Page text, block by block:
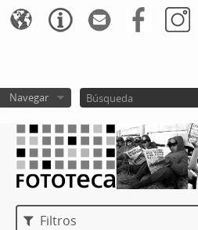
Navegar
Filtros